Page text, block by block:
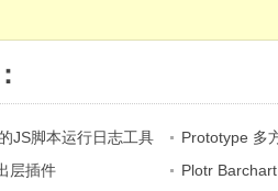
：
JS脚本运行日志工具
Prototype 多
层插件
Plotr